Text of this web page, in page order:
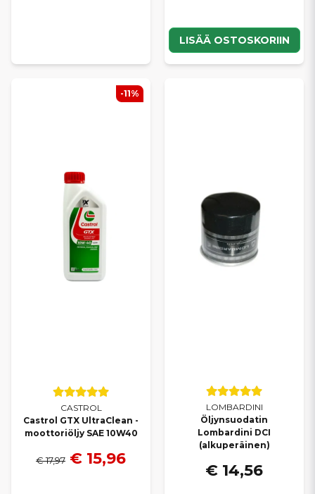
LISÄÄ OSTOSKORIIN
CASTROL
Castrol GTX UltraClean -
moottoriöljy SAE 10W40
€ 17,97 € 15,96
-11%
LOMBARDINI
Öljynsuodatin
Lombardini DCI
(alkuperäinen)
€ 14,56